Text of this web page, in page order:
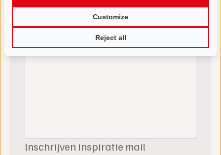
Inschrijven inspiratie mail
Reject all
Customize